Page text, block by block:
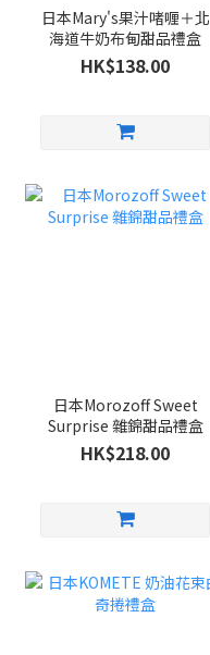
日本Mary's果汁啫喱＋北
海道牛奶布甸甜品禮盒
HK$138.00
日本Morozoff Sweet
Surprise 雜錦甜品禮盒
HK$218.00